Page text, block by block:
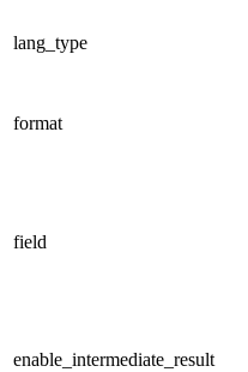
lang_type
format
field
enable_intermediate_result